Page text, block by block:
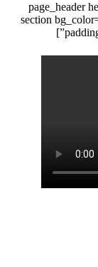
[page_header